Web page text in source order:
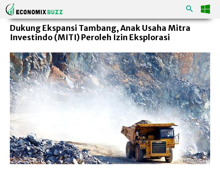
Dukung Ekspansi Tambang, Anak Usaha Mitra
Investindo (MITI) Peroleh Izin Eksplorasi